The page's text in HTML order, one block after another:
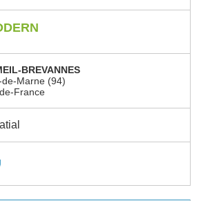
BREVANNES
de-Marne (94)
France